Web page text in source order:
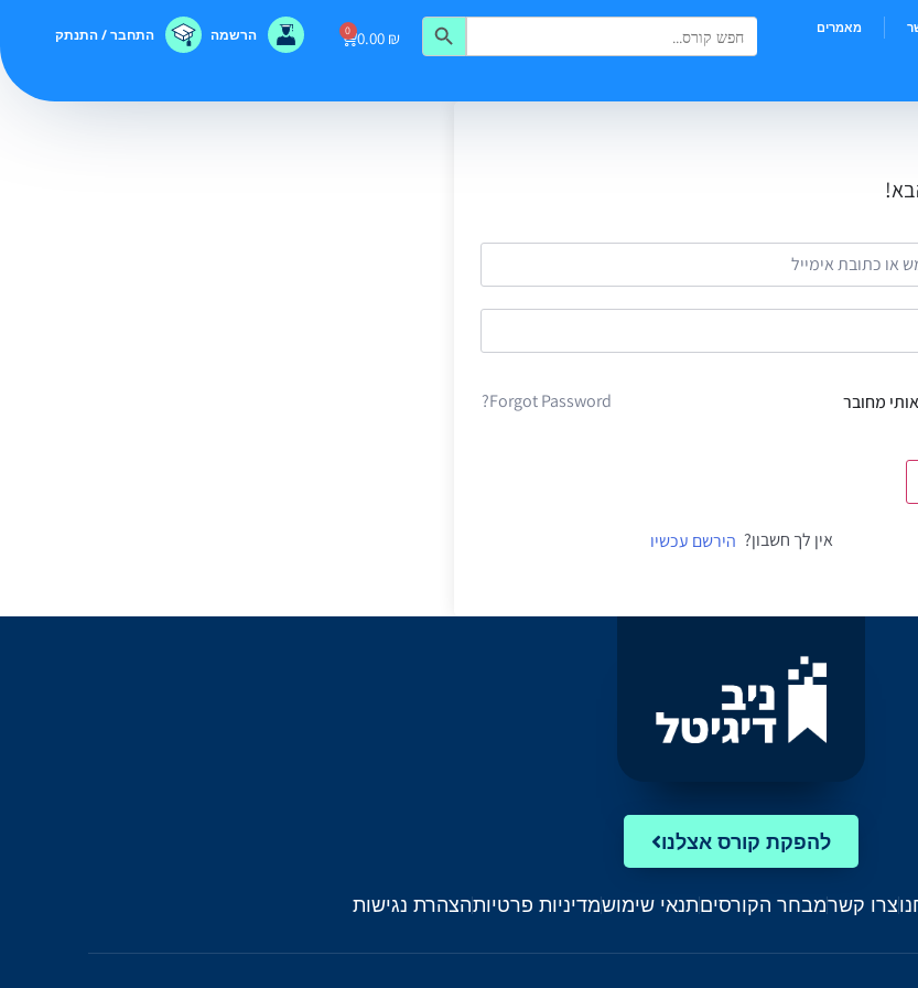
מאמרים Search
for:
Search Button
0.00 ₪
0 הרשמה התחבר / התנתק
מחובר Forgot Password?
אין לך חשבון? הירשם עכשיו
להפקת קורס אצלנו
צרו קשרמבחר הקורסיםתנאי שימושמדיניות פרטיותהצהרת נגישות